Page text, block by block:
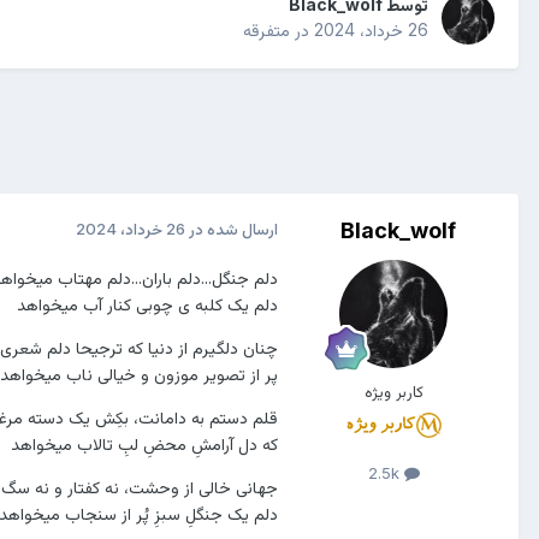
توسط Black_wolf
26 خرداد، 2024
در متفرقه
Black_wolf
کاربر ویژه
2.5k
ارسال شده در 26 خرداد، 2024
دلم جنگل...دلم باران...دلم مهتاب
دلم یک کلبه ی چوبی کنار آب میخواهد
چنان دلگیرم از دنیا که ترجیحا دلم
پر از تصویر موزون و خیالی ناب میخواهد
قلم دستم به دامانت، بکِش یک دسته
که دل آرامشِ محضِ لبِ تالاب میخواهد
جهانی خالی از وحشت، نه کفتار و نه
دلم یک جنگلِ سبزِ پُر از سنجاب میخواهد